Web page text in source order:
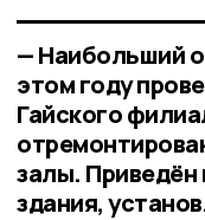
— Наибольший
этом году
Гайского
залы. Приведён
здания,